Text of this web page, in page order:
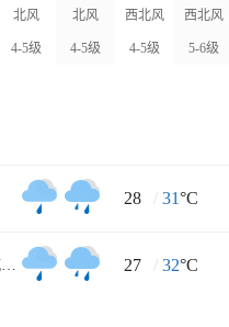
北风
4-5级
北风
4-5级
西北风
4-5级
西北风
5-6级
28 / 31°C
临海市江南长城景区 27 / 32°C